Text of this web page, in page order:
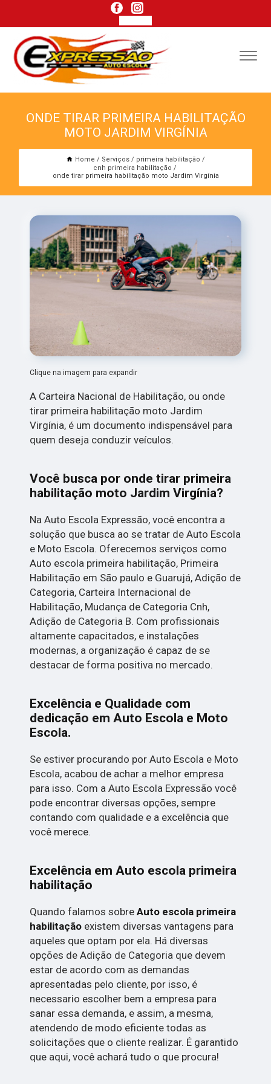
ONDE TIRAR PRIMEIRA HABILITAÇÃO
MOTO JARDIM VIRGÍNIA
Home Serviços
primeira habilitação
cnh primeira habilitação
onde tirar primeira habilitação moto Jardim Virgínia
Clique na imagem para expandir
A Carteira Nacional de Habilitação, ou onde
tirar primeira habilitação moto Jardim
Virgínia, é um documento indispensável para
quem deseja conduzir veículos.
Você busca por onde tirar primeira
habilitação moto Jardim Virgínia?
Na Auto Escola Expressão, você encontra a
solução que busca ao se tratar de Auto Escola
e Moto Escola. Oferecemos serviços como
Auto escola primeira habilitação, Primeira
Habilitação em São paulo e Guarujá, Adição de
Categoria, Carteira Internacional de
Habilitação, Mudança de Categoria Cnh,
Adição de Categoria B. Com profissionais
altamente capacitados, e instalações
modernas, a organização é capaz de se
destacar de forma positiva no mercado.
Excelência e Qualidade com
dedicação em Auto Escola e Moto
Escola.
Se estiver procurando por Auto Escola e Moto
Escola, acabou de achar a melhor empresa
para isso. Com a Auto Escola Expressão você
pode encontrar diversas opções, sempre
contando com qualidade e a excelência que
você merece.
Excelência em Auto escola primeira
habilitação
Quando falamos sobreAuto escola primeira
habilitação existem diversas vantagens para
aqueles que optam por ela. Há diversas
opções de Adição de Categoria que devem
estar de acordo com as demandas
apresentadas pelo cliente, por isso, é
necessario escolher bem a empresa para
sanar essa demanda, e assim, a mesma,
atendendo de modo eficiente todas as
solicitações que o cliente realizar. É garantido
que aqui, você achará tudo o que procura!